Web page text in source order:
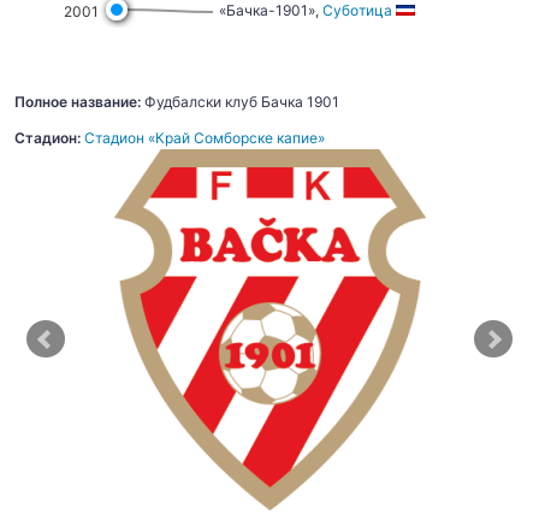
2001 «Бачка-1901», Суботица
Полное название: Фудбалски клуб Бачка 1901
Стадион: Стадион «Край Сомборске капие»